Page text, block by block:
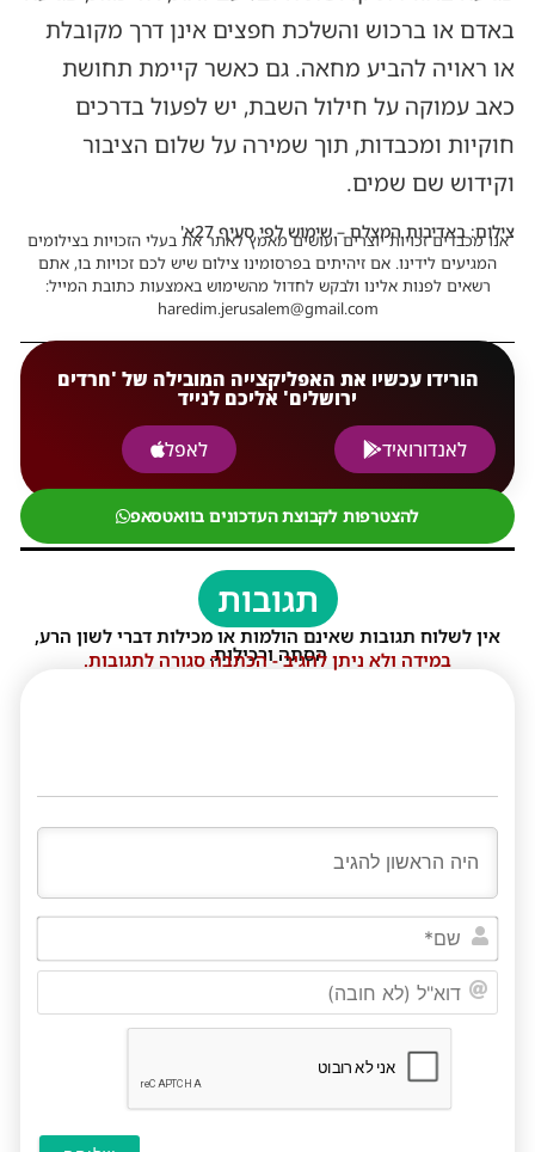
באדם או ברכוש והשלכת חפצים אינן דרך מקובלת
או ראויה להביע מחאה. גם כאשר קיימת תחושת
כאב עמוקה על חילול השבת, יש לפעול בדרכים
חוקיות ומכבדות, תוך שמירה על שלום הציבור
וקידוש שם שמים.
צילום: באדיבות המצלם – שימוש לפי סעיף 27א'
אנו מכבדים זכויות יוצרים ועושים מאמץ לאתר את בעלי הזכויות בצילומים
המגיעים לידינו. אם זיהיתים בפרסומינו צילום שיש לכם זכויות בו, אתם
רשאים לפנות אלינו ולבקש לחדול מהשימוש באמצעות כתובת המייל:
haredim.jerusalem@gmail.com
הורידו עכשיו את האפליקצייה המובילה של 'חרדים
ירושלים' אליכם לנייד
לאנדורואיד
לאפל
להצטרפות לקבוצת העדכונים בוואטסאפ
תגובות
אין לשלוח תגובות שאינם הולמות או מכילות דברי לשון הרע,
הסתה ורכילות.
במידה ולא ניתן להגיב - הכתבה סגורה לתגובות.
שם*